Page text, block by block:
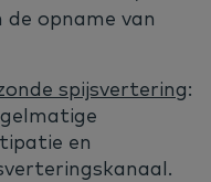
opname van
spijsvertering:
en